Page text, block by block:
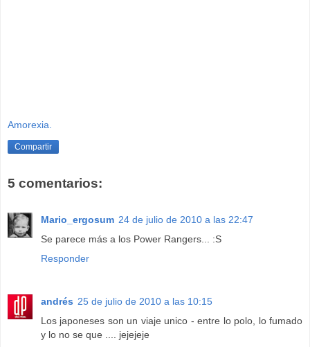
Amorexia.
Compartir
5 comentarios:
Mario_ergosum 24 de julio de 2010 a las 22:47
Se parece más a los Power Rangers... :S
Responder
andrés 25 de julio de 2010 a las 10:15
Los japoneses son un viaje unico - entre lo polo, lo fumado
y lo no se que .... jejejeje